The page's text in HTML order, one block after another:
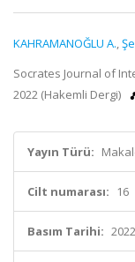
KAHRAMANOĞLU A.,
Socrates Journal of
2022 (Hakemli Dergi)
Yayın Türü:
Cilt numarası: 16
Basım Tarihi: 2022